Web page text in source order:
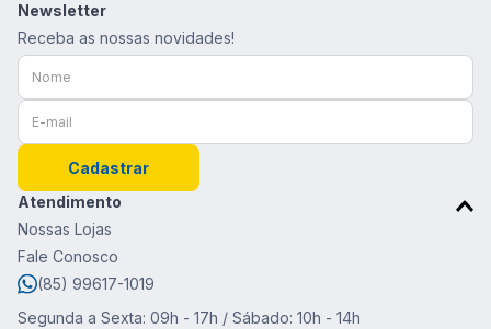
Newsletter
Receba as nossas novidades!
Cadastrar
Atendimento
Nossas Lojas
Fale Conosco
(85) 99617-1019
Segunda a Sexta: 09h - 17h / Sábado: 10h - 14h